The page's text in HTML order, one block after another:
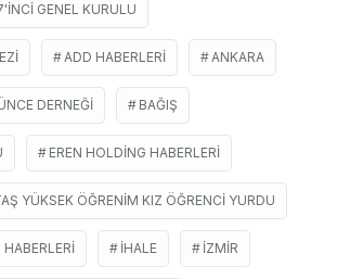
GENEL KURULU
ADD HABERLERI ANKARA
DERNEĞI BAĞIŞ
EREN HOLDING HABERLERI
YÜKSEK ÖĞRENIM KIZ ÖĞRENCI YURDU
IHALE İZMIR